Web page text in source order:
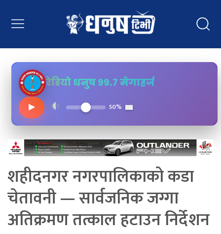
रेडियो धनुष ९९.७ मेगाहर्ज
▶
50%
शहीदनगर नगरपालिकाको कडा
चेतावनी — सार्वजनिक जग्गा
अतिक्रमण तत्काल हटाउन निर्देशन